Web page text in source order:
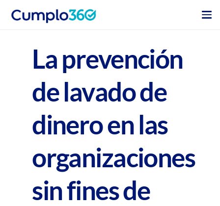
La prevención
de lavado de
dinero en las
organizaciones
sin fines de